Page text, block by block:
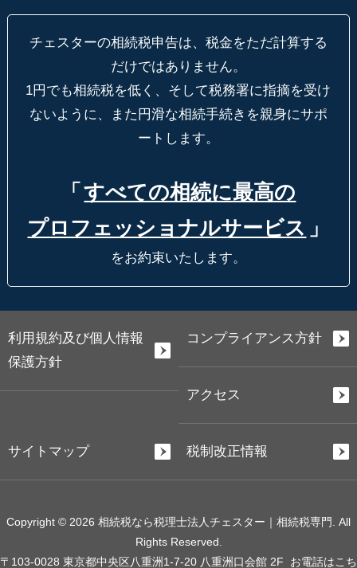
チェスターの相続税申告は、税金をただ計算する
だけではありません。
1円でも相続税を低く、そして税務署に指摘を受け
ないように、
また円滑な相続手続きを親身にサポ
ートします。
「 すべての相続に最高の
プロフェッショナルサービス 」
をお約束いたします。
利用規約及び個人情報
保護方針
コンプライアンス方針
アクセス
サイトマップ 税制改正情報
Copyright © 2026 相続税なら税理士法人チェスター｜相続税専門. All
Rights Reserved.
〒103-0028 東京都中央区八重洲1-7-20 八重洲口会館 2F お電話はこち